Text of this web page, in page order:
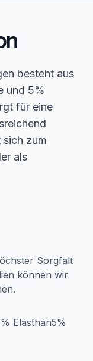
besteht aus
und 5%
für eine
sich zum
als
Sorgfalt
können wir
Elasthan5%